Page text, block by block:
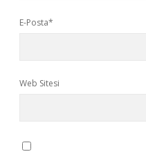
E-Posta*
Web Sitesi